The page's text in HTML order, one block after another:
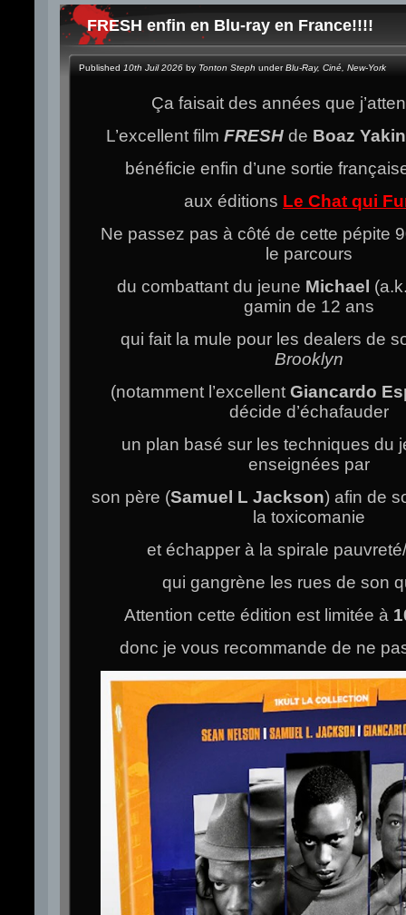
FRESH enfin en Blu-ray en France!!!!
Published 10th Juil 2026 by Tonton Steph underBlu-Ray, Ciné New-York
Ça faisait des années que
L’excellent film FRESH de Boaz
bénéficie enfin d’une sortie
aux éditions Le Chat qui
Ne passez pas à côté de cette pépite
le parcours
du combattant du jeune Michael
gamin de 12 ans
qui fait la mule pour les dealers de
Brooklyn
(notamment l’excellent Giancardo
décide d’échafauder
un plan basé sur les techniques du
enseignées par
son père (Samuel L Jackson) afin de
la toxicomanie
et échapper à la spirale
qui gangrène les rues de son
Attention cette édition est limitée à
donc je vous recommande de ne